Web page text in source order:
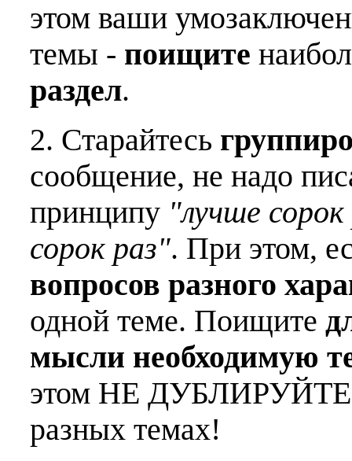
этом ваши
темы - поищите
раздел.
2. Старайтесь
сообщение, не надо
принципу "лучше
сорок раз". При этом,
вопросов разного
одной теме. Поищите
мысли необходимую
этом НЕ ДУБЛИРУЙТЕ
разных темах!